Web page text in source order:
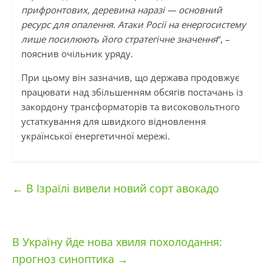
прифронтових, деревина наразі — основний
ресурс для опалення. Атаки Росії на енергосистему
лише посилюють його стратегічне значення“, –
пояснив очільник уряду.
При цьому він зазначив, що держава продовжує
працювати над збільшенням обсягів постачань із
закордону трансформаторів та високовольтного
устаткування для швидкого відновлення
української енергетичної мережі.
← В Ізраїлі вивели новий сорт авокадо
В Україну йде нова хвиля похолодання:
прогноз синоптика →